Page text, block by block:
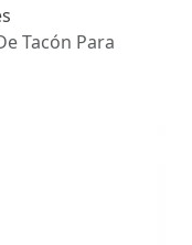
Tacón Para